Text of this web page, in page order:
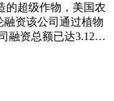
的超级作物，美国农
融资该公司通过植物
融资总额已达3.12亿